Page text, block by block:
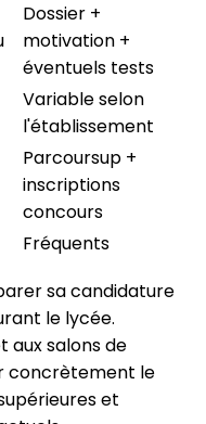
Dossier +
motivation +
éventuels tests
Variable selon
l'établissement
Parcoursup +
inscriptions
concours
Fréquents
sa candidature
le lycée.
aux salons de
concrètement le
et